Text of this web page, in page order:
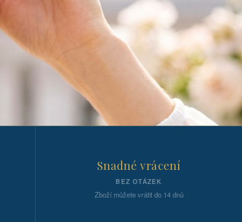
Snadné vrácení
BEZ OTÁZEK
Zboží můžete vrátit do 14 dnů